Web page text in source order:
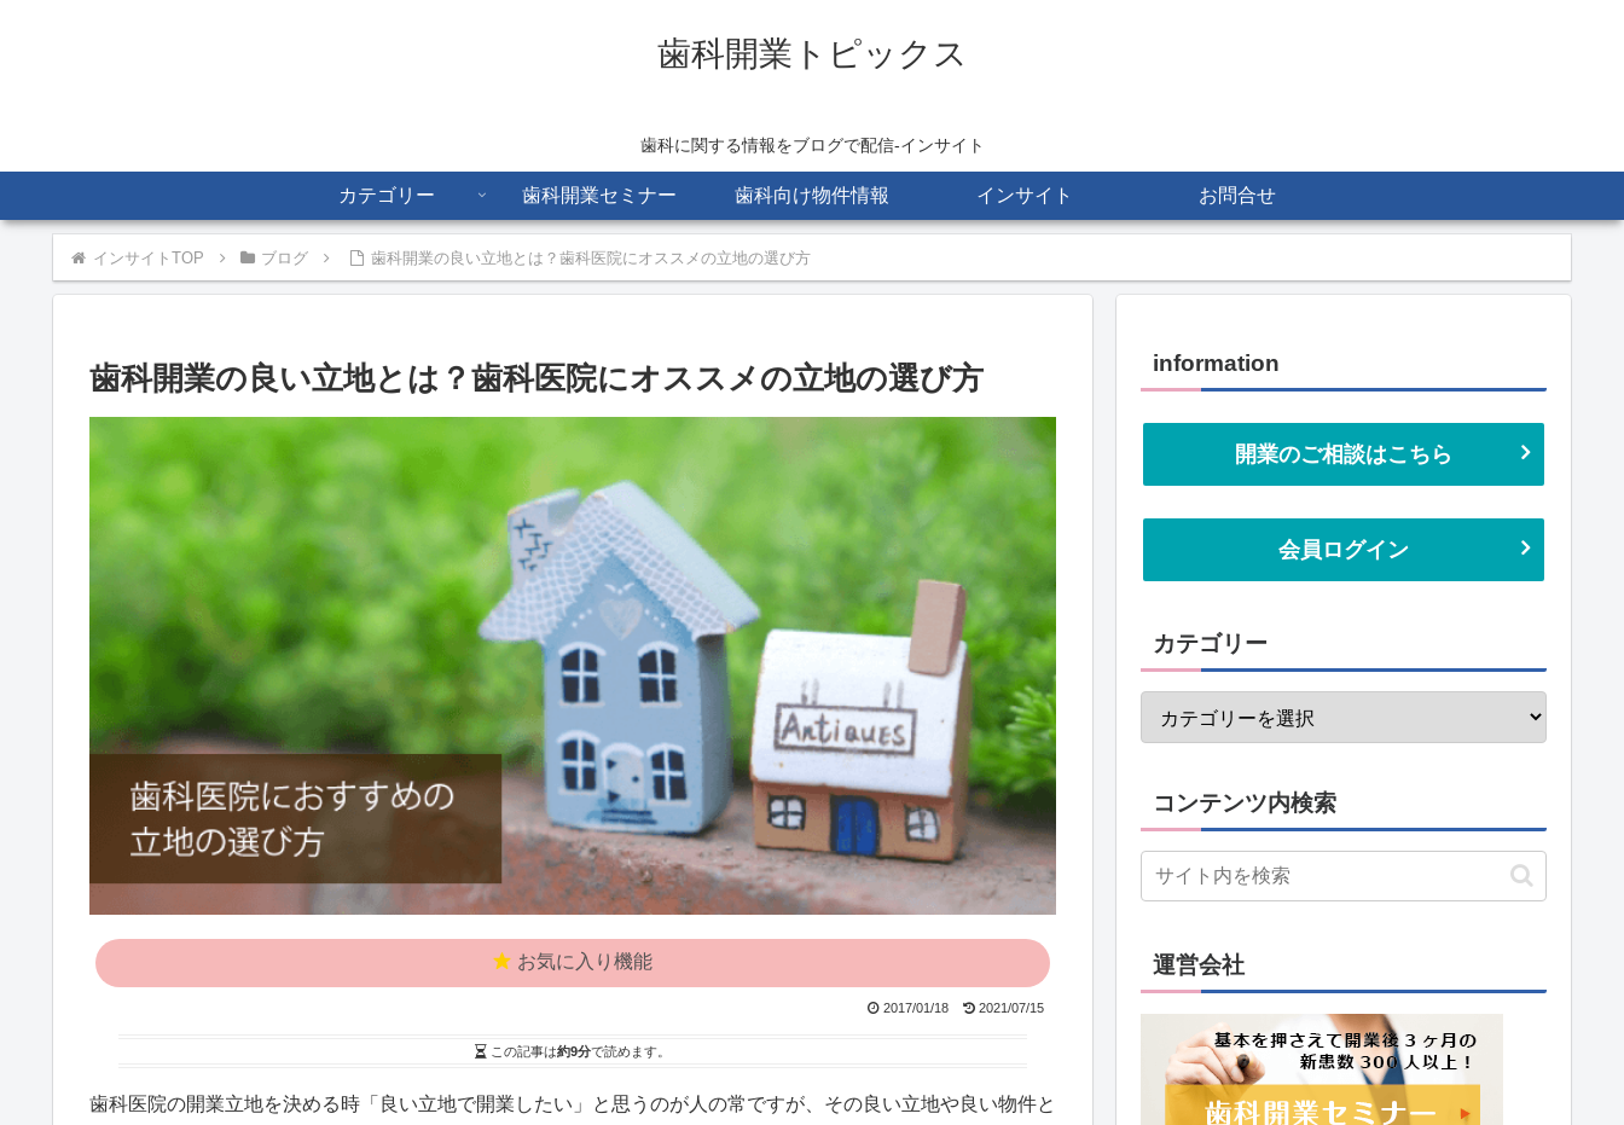
歯科開業トピックス
歯科に関する情報をブログで配信-インサイト
カテゴリー 歯科開業セミナー 歯科向け物件情報 インサイト お問合せ
インサイトTOP ブログ 歯科開業の良い立地とは？歯科医院にオススメの立地の選び方
歯科開業の良い立地とは？歯科医院にオススメの立地の選び方
お気に入り機能
2017/01/18 2021/07/15
この記事は約9分で読めます。
歯科医院の開業立地を決める時「良い立地で開業したい」と思うのが人の常ですが、その良い立地や良い物件と
information
開業のご相談はこちら
会員ログイン
カテゴリー
コンテンツ内検索
運営会社